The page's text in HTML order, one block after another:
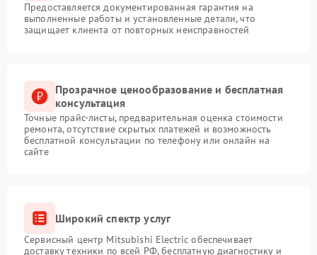
Предоставляется документированная гарантия на
выполненные работы и установленные детали, что
защищает клиента от повторных неисправностей
Прозрачное ценообразование и бесплатная
консультация
Точные прайс-листы, предварительная оценка стоимости
ремонта, отсутствие скрытых платежей и возможность
бесплатной консультации по телефону или онлайн на
сайте
Широкий спектр услуг
Сервисный центр Mitsubishi Electric обеспечивает
доставку техники по всей РФ, бесплатную диагностику и